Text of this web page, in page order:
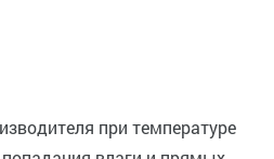
при температуре